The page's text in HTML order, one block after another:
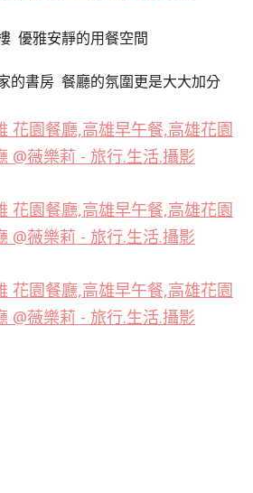
優雅安靜的用餐空間
的書房 餐廳的氛圍更是大大加分